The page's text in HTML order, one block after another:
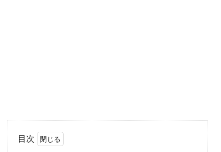
凍保存は容器に詰めるだけ
お弁当作りを始めたものの、続かなくて三日坊
目次